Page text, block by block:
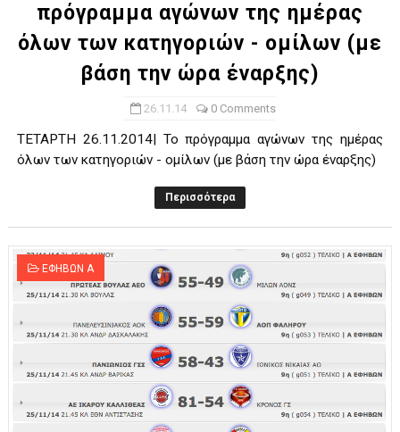
πρόγραμμα αγώνων της ημέρας
όλων των κατηγοριών - ομίλων (με
βάση την ώρα έναρξης)
26.11.14 0 Comments
ΤΕΤΑΡΤΗ 26.11.2014| Το πρόγραμμα αγώνων της ημέρας
όλων των κατηγοριών - ομίλων (με βάση την ώρα έναρξης)
Περισσότερα
ΕΦΗΒΩΝ Α